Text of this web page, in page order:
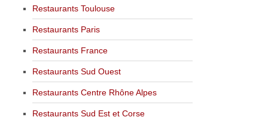
Restaurants Toulouse
Restaurants Paris
Restaurants France
Restaurants Sud Ouest
Restaurants Centre Rhône Alpes
Restaurants Sud Est et Corse